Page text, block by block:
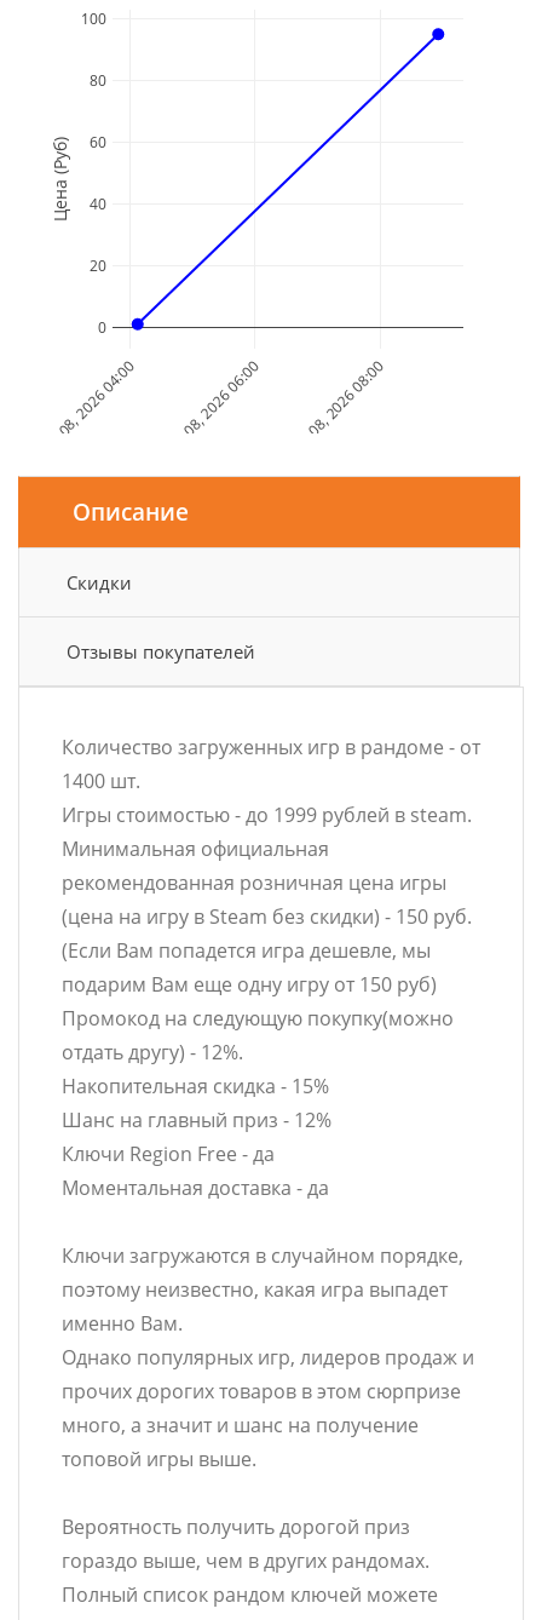
Aug 08, 2026 04:00 Aug 08, 2026 06:00 Aug 08, 2026 08:00
0
20
40
60
80
100
Дата и Время
Цена (Руб)
Описание
Скидки
Отзывы покупателей
Количество загруженных игр в рандоме - от
1400 шт.
Игры стоимостью - до 1999 рублей в steam.
Минимальная официальная
рекомендованная розничная цена игры
(цена на игру в Steam без скидки) - 150 руб.
(Если Вам попадется игра дешевле, мы
подарим Вам еще одну игру от 150 руб)
Промокод на следующую покупку(можно
отдать другу) - 12%.
Накопительная скидка - 15%
Шанс на главный приз - 12%
Ключи Region Free - да
Моментальная доставка - да
Ключи загружаются в случайном порядке,
поэтому неизвестно, какая игра выпадет
именно Вам.
Однако популярных игр, лидеров продаж и
прочих дорогих товаров в этом сюрпризе
много, а значит и шанс на получение
топовой игры выше.
Вероятность получить дорогой приз
гораздо выше, чем в других рандомах.
Полный список рандом ключей можете